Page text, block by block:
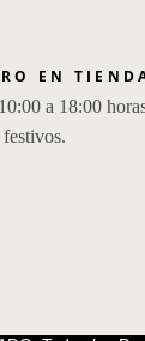
EN
a 18:00